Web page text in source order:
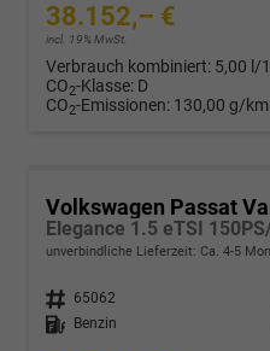
38.152,– €
incl. 19% MwSt.
Verbrauch kombiniert: 5,00 l/
CO2-Klasse: D
CO2-Emissionen: 130,00 g/km
Volkswagen Passat
Elegance 1.5 eTSI
unverbindliche Lieferzeit: Ca. 4-5
Fahrzeugnr. 65062
Kraftstoff
Benzin